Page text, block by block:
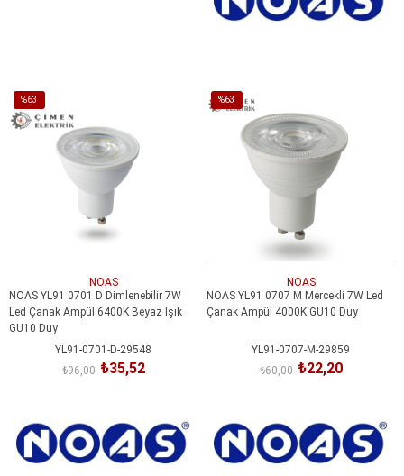
%63
İndirim
%63İndirim
NOAS
NOAS YL91 0701 D Dimlenebilir 7W
Led Çanak Ampül 6400K Beyaz Işık
GU10 Duy
YL91-0701-D-29548
₺35,52
₺96,00
%63
NOAS
NOAS YL91 0707 M Mercekli 7W Led
Çanak Ampül 4000K GU10 Duy
YL91-0707-M-29859
₺22,20
₺60,00